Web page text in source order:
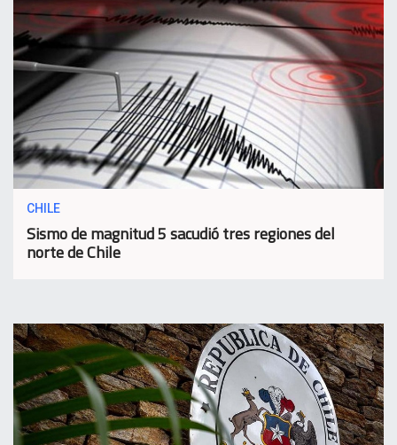
CHILE
Sismo de magnitud 5 sacudió tres regiones del
norte de Chile